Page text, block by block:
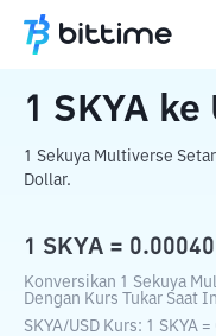
Beranda Konverter
1 SKYA ke
1 Sekuya Multiverse
Dollar.
1 SKYA =
Konversikan 1 Sekuya
Dengan Kurs Tukar Saat
SKYA/USD Kurs: 1 SKYA =